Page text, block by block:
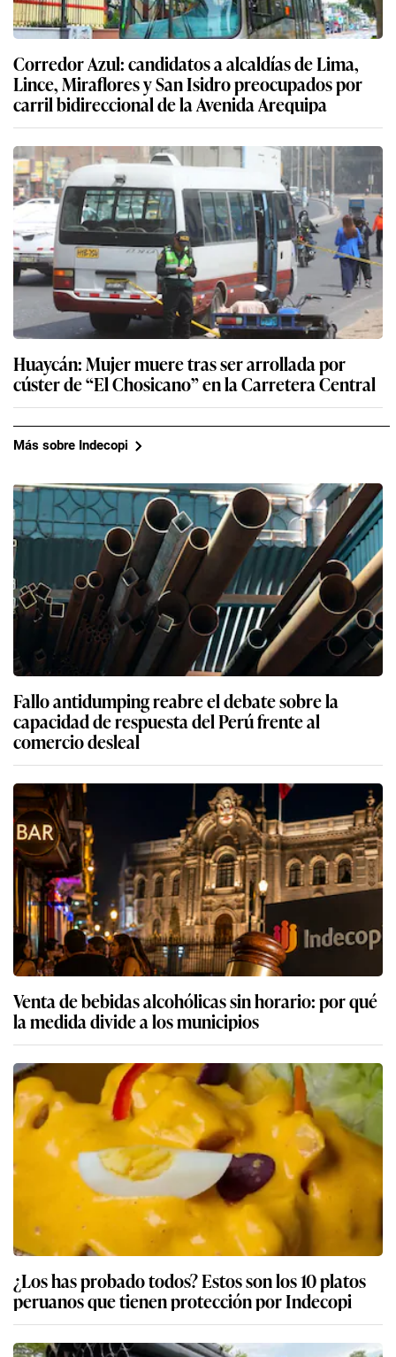
Corredor Azul: candidatos a alcaldías de Lima,
Lince, Miraflores y San Isidro preocupados por
carril bidireccional de la Avenida Arequipa
Huaycán: Mujer muere tras ser arrollada por
cúster de “El Chosicano” en la Carretera Central
Más sobre Indecopi
Fallo antidumping reabre el debate sobre la
capacidad de respuesta del Perú frente al
comercio desleal
Venta de bebidas alcohólicas sin horario: por qué
la medida divide a los municipios
¿Los has probado todos? Estos son los 10 platos
peruanos que tienen protección por Indecopi